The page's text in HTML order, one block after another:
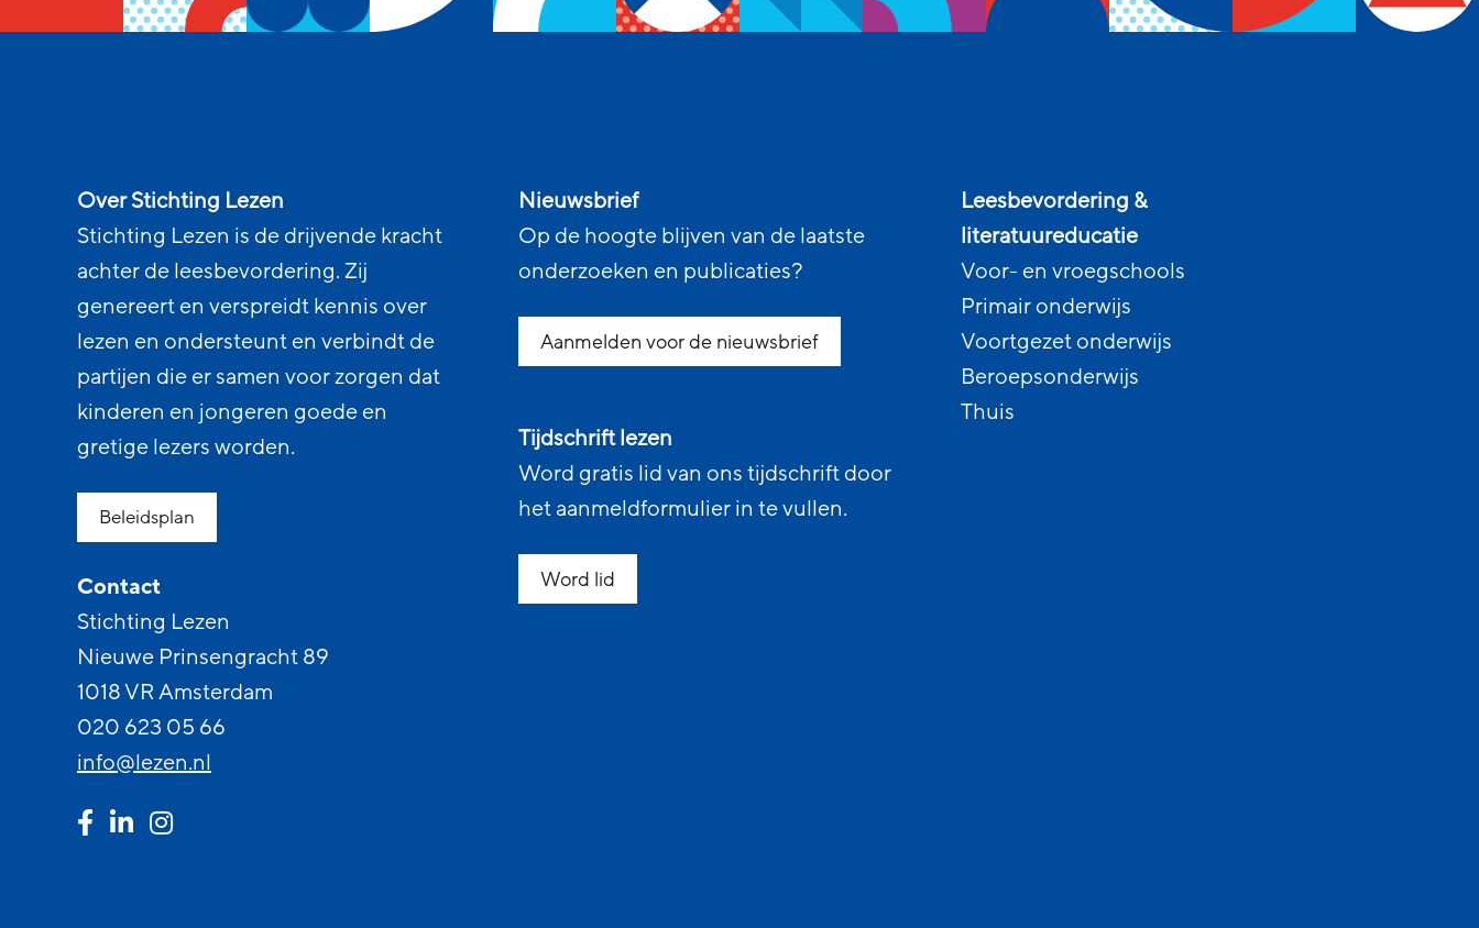
Over Stichting Lezen
Stichting Lezen is de drijvende kracht
achter de leesbevordering. Zij
genereert en verspreidt kennis over
lezen en ondersteunt en verbindt de
partijen die er samen voor zorgen dat
kinderen en jongeren goede en
gretige lezers worden.
Beleidsplan
Contact
Stichting Lezen
Nieuwe Prinsengracht 89
1018 VR Amsterdam
020 623 05 66
info@lezen.nl
Nieuwsbrief
Op de hoogte blijven van de laatste
onderzoeken en publicaties?
Aanmelden voor de nieuwsbrief
Tijdschrift lezen
Word gratis lid van ons tijdschrift door
het aanmeldformulier in te vullen.
Word lid
Leesbevordering &
literatuureducatie
Voor- en vroegschools
Primair onderwijs
Voortgezet onderwijs
Beroepsonderwijs
Thuis